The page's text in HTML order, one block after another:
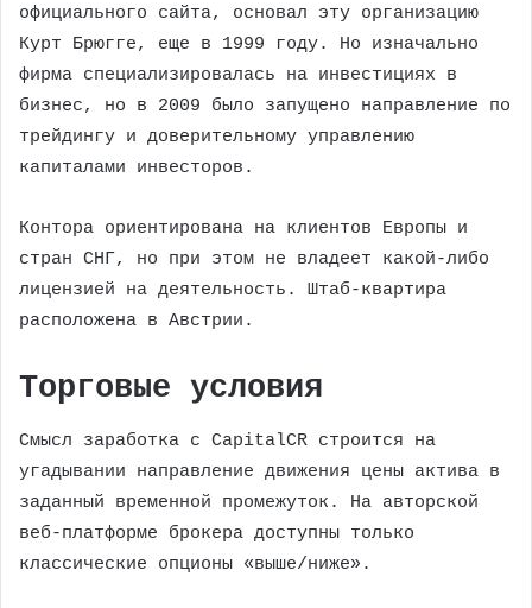
официального сайта, основал эту организацию
Курт Брюгге, еще в 1999 году. Но изначально
фирма специализировалась на инвестициях в
бизнес, но в 2009 было запущено направление по
трейдингу и доверительному управлению
капиталами инвесторов.
Контора ориентирована на клиентов Европы и
стран СНГ, но при этом не владеет какой-либо
лицензией на деятельность. Штаб-квартира
расположена в Австрии.
Торговые условия
Смысл заработка с CapitalCR строится на
угадывании направление движения цены актива в
заданный временной промежуток. На авторской
веб-платформе брокера доступны только
классические опционы «выше/ниже».